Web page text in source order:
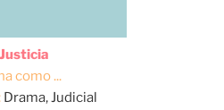
Justicia
como ...
Drama, Judicial